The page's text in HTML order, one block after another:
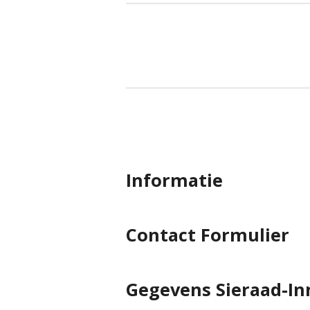
Informatie
Contact Formulier
Gegevens Sieraad-